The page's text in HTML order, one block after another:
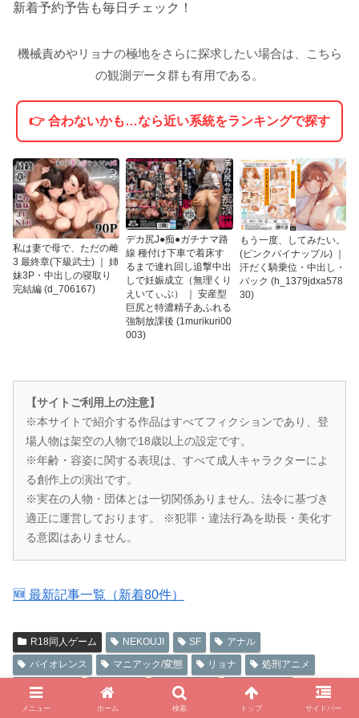
新着予約予告も毎日チェック！
機械責めやリョナの極地をさらに探求したい場合は、こちら
の観測データ群も有用である。
👉 合わないかも…なら近い系統をランキングで探す
私は妻で母で、ただの雌
3 最終章(下級武士) ｜ 姉
妹3P・中出しの寝取り
完結編 (d_706167)
デカ尻J●痴●ガチナマ路
線 種付け下車で着床す
るまで連れ回し追撃中出
しで妊娠成立（無理くり
えいてぃぶ） ｜ 安産型
巨尻と特濃精子あふれる
強制放課後 (1murikuri00
003)
もう一度、してみたい。
(ピンクパイナップル) ｜
汗だく騎乗位・中出し・
バック (h_1379jdxa578
30)
【サイトご利用上の注意】
※本サイトで紹介する作品はすべてフィクションであり、登
場人物は架空の人物で18歳以上の設定です。
※年齢・容姿に関する表現は、すべて成人キャラクターによ
る創作上の演出です。
※実在の人物・団体とは一切関係ありません。法令に基づき
適正に運営しております。 ※犯罪・違法行為を助長・美化す
る意図はありません。
🆕 最新記事一覧（新着80件）
R18同人ゲーム NEKOUJI SF
アナル
バイオレンス
マニアック/変態 リョナ
処刑アニメ
同人ゲーム
機械責め 死亡カード
異種えっち
絶望感
虫えっち 衣装破損
メニュー ホーム 検索 トップ サイドバー